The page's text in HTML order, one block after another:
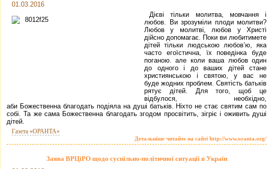
01.03.2016
Дієві тільки молитва, мовчання і
любов. Ви зрозуміли плоди молитви?
Любов у молитві, любов у Христі
дійсно допомагає. Поки ви любитимете
дітей тільки людською любов’ю, яка
часто егоїстична, їх поведінка буде
поганою. але коли ваша любов один
до одного і до ваших дітей стане
християнською і святою, у вас не
буде жодних проблем. Святість батьків
рятує дітей. Для того, щоб це
відбулося, необхідно,
аби Божественна благодать подіяла на душі батьків. Ніхто не стає святим сам по
собі. Та же сама Божественна благодать згодом просвітить, зігріє і оживить душі
дітей.
Газета «ОРАНТА»
Детальніше читайте на сайті http://www.oranta.org/
Заява ВРЦіРО щодо суспільно-політичної ситуації в Україн